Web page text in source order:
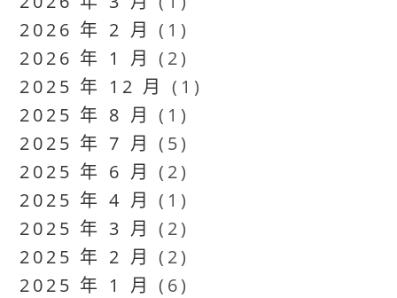
2026 年 2 月 (1)
2026 年 1 月 (2)
2025 年 12 月 (1)
2025 年 8 月 (1)
2025 年 7 月 (5)
2025 年 6 月 (2)
2025 年 4 月 (1)
2025 年 3 月 (2)
2025 年 2 月 (2)
2025 年 1 月 (6)